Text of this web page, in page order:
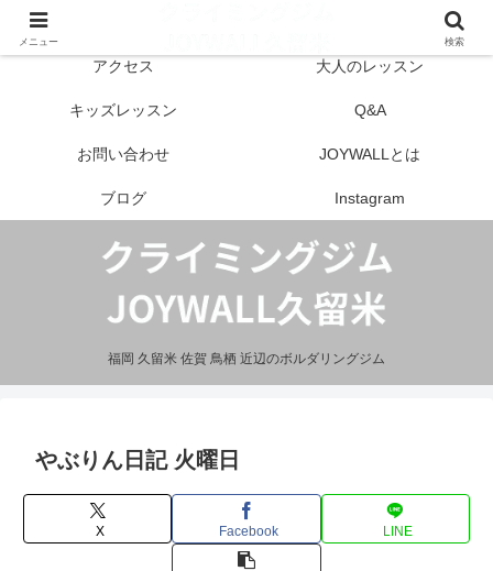
福岡 久留米 佐賀 鳥栖 近辺のボルダリングジム
アクセス 大人のレッスン
キッズレッスン Q&A
お問い合わせ JOYWALLとは
ブログ Instagram
やぶりん日記 火曜日
X Facebook LINE
メニュー 検索